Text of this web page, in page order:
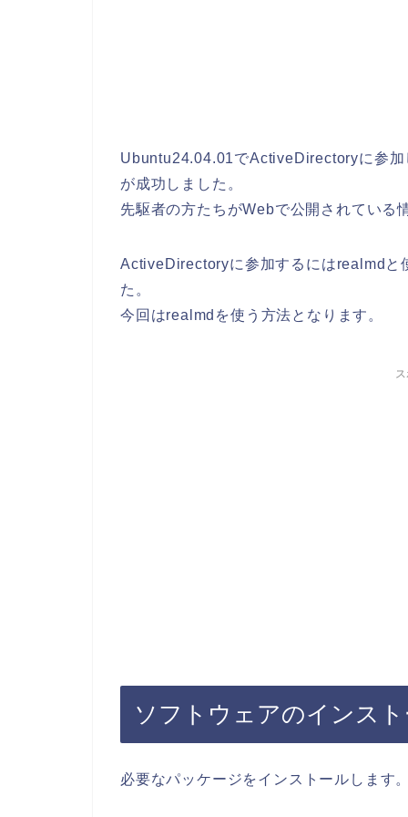
Ubuntu24.04.01でActiveDirectoryに参
が成功しました。
先駆者の方たちがWebで公開されている
ActiveDirectoryに参加するにはrealmdと
た。
今回はrealmdを使う方法となります。
ソフトウェアのインス
必要なパッケージをインストールします